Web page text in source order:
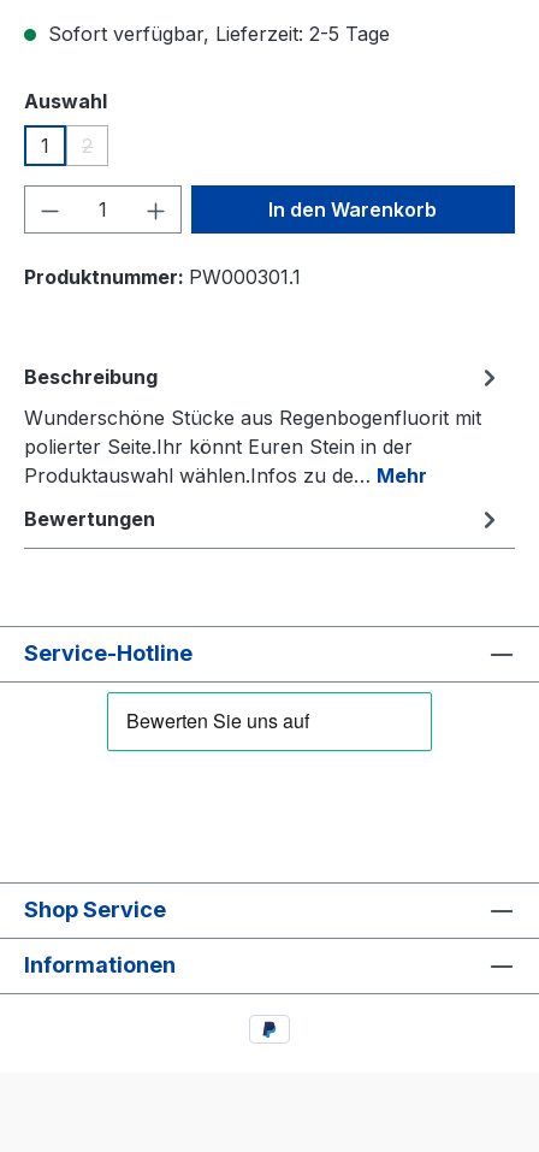
Sofort verfügbar, Lieferzeit: 2-5 Tage
Auswahlauswählen
1
2
(Diese Option ist zurzeit nicht verfügbar.)
Produkt Anzahl: Gib denIn den Warenkorb
Produktnummer: PW000301.1
Beschreibung
Wunderschöne Stücke aus Regenbogenfluorit mit
polierter Seite.Ihr könnt Euren Stein in der
Produktauswahl wählen.Infos zu de… Mehr
Bewertungen
Service-Hotline
Shop Service
Informationen